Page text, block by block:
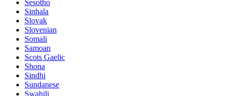
Sesotho
Sinhala
Slovak
Slovenian
Somali
Samoan
Scots Gaelic
Shona
Sindhi
Sundanese
Swahili